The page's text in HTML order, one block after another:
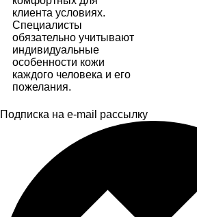
клиента условиях.
Специалисты
обязательно учитывают
индивидуальные
особенности кожи
каждого человека и его
пожелания.
Подписка на e-mail рассылку